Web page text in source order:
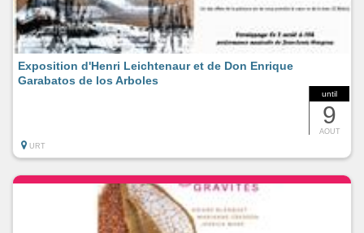
until
9
AOUT
Exposition d'Henri Leichtenaur et de Don Enrique
Garabatos de los Arboles
URT